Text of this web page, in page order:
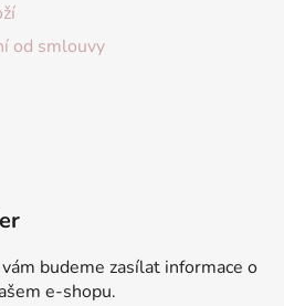
od smlouvy
budeme zasílat informace o
e-shopu.